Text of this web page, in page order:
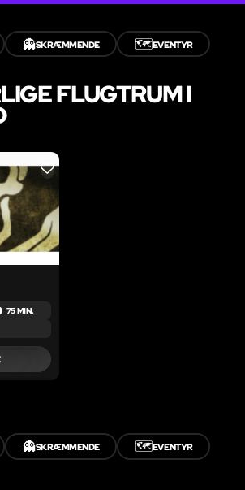
👻SKRÆMMENDE 🗺️EVENTYR
FLUGTRUM I
LIKE
75 MIN.
👻SKRÆMMENDE 🗺️EVENTYR